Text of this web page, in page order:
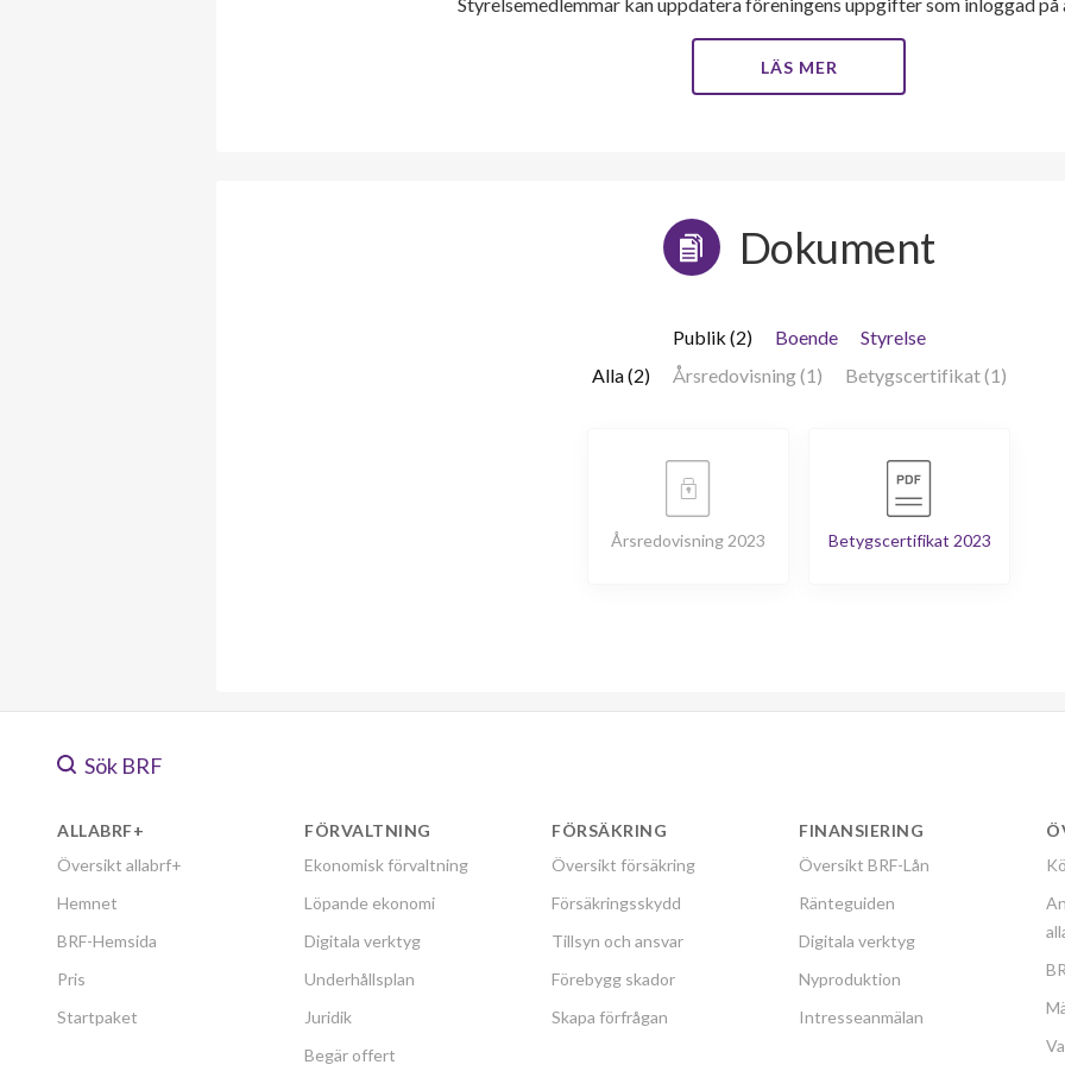
Styrelsemedlemmar kan uppdatera föreningens uppgifter som inloggad på
LÄS MER
Dokument
Publik (2) Boende
Styrelse
Alla (2)
Årsredovisning (1) Betygscertifikat (1)
Årsredovisning 2023 Betygscertifikat 2023
Sök BRF
ALLABRF+
Översikt allabrf+
Hemnet
BRF-Hemsida
Pris
Startpaket
FÖRVALTNING
Ekonomisk förvaltning
Löpande ekonomi
Digitala verktyg
Underhållsplan
Juridik
Begär offert
FÖRSÄKRING
Översikt försäkring
Försäkringsskydd
Tillsyn och ansvar
Förebygg skador
Skapa förfrågan
FINANSIERING
Översikt BRF-Lån
Ränteguiden
Digitala verktyg
Nyproduktion
Intresseanmälan